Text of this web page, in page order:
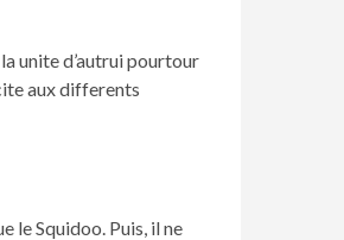
unite d’autrui pourtour
aux differents
le Squidoo. Puis, il ne